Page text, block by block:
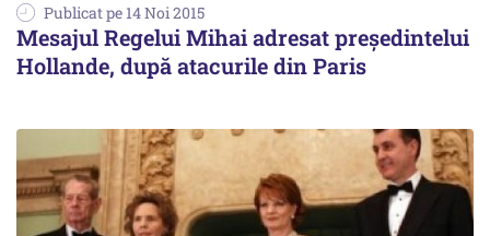
Publicat pe 14 Noi 2015
Mesajul Regelui Mihai adresat președintelui
Hollande, după atacurile din Paris